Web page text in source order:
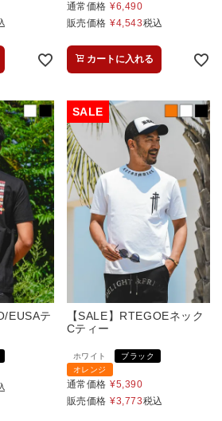
通常価格 ¥6,490
販売価格 ¥4,543税込
カートに入れる
EUSAテ
【SALE】RTEGOEネック
Cティー
ホワイト
ブラック
オレンジ
通常価格 ¥5,390
販売価格 ¥3,773税込